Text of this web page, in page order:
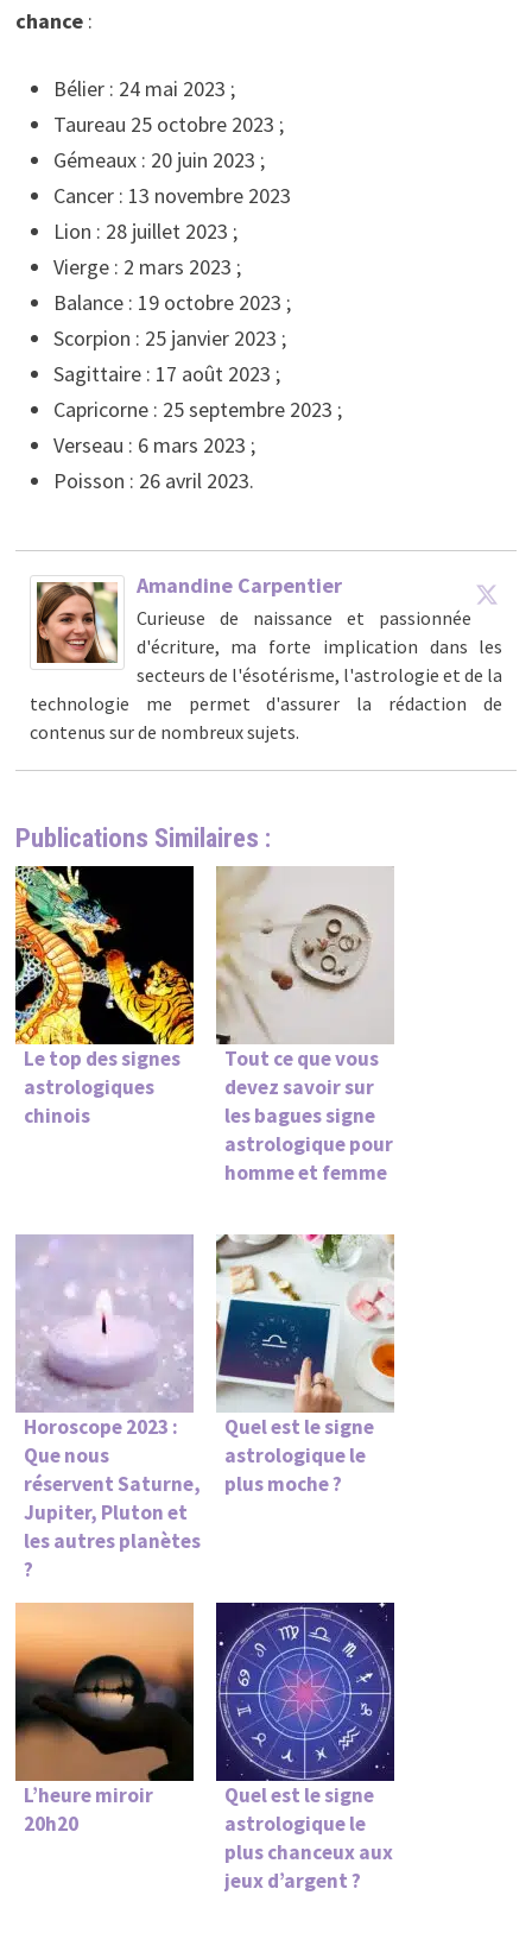
chance :
Bélier : 24 mai 2023 ;
Taureau 25 octobre 2023 ;
Gémeaux : 20 juin 2023 ;
Cancer : 13 novembre 2023
Lion : 28 juillet 2023 ;
Vierge : 2 mars 2023 ;
Balance : 19 octobre 2023 ;
Scorpion : 25 janvier 2023 ;
Sagittaire : 17 août 2023 ;
Capricorne : 25 septembre 2023 ;
Verseau : 6 mars 2023 ;
Poisson : 26 avril 2023.
Amandine Carpentier
Curieuse de naissance et passionnée
d'écriture, ma forte implication dans les
secteurs de l'ésotérisme, l'astrologie et de la
technologie me permet d'assurer la rédaction de
contenus sur de nombreux sujets.
Publications Similaires :
Le top des signes
astrologiques
chinois
Tout ce que vous
devez savoir sur
les bagues signe
astrologique pour
homme et femme
Horoscope 2023 :
Que nous
réservent Saturne,
Jupiter, Pluton et
les autres planètes
?
Quel est le signe
astrologique le
plus moche ?
L’heure miroir
20h20
Quel est le signe
astrologique le
plus chanceux aux
jeux d’argent ?